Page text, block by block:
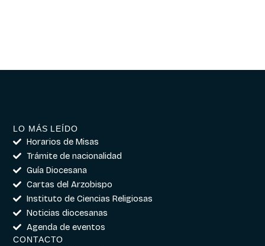
LO MÁS LEÍDO
Horarios de Misas
Trámite de nacionalidad
Guía Diocesana
Cartas del Arzobispo
Instituto de Ciencias Religiosas
Noticias diocesanas
Agenda de eventos
CONTACTO